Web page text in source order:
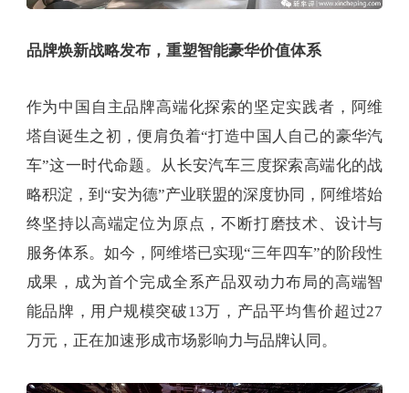
品牌焕新战略发布，重塑智能豪华价值体系
作为中国自主品牌高端化探索的坚定实践者，阿维
塔自诞生之初，便肩负着“打造中国人自己的豪华汽
车”这一时代命题。从长安汽车三度探索高端化的战
略积淀，到“安为德”产业联盟的深度协同，阿维塔始
终坚持以高端定位为原点，不断打磨技术、设计与
服务体系。如今，阿维塔已实现“三年四车”的阶段性
成果，成为首个完成全系产品双动力布局的高端智
能品牌，用户规模突破13万，产品平均售价超过27
万元，正在加速形成市场影响力与品牌认同。